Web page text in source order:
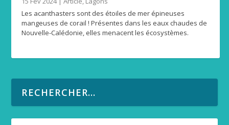
Les acanthasters sont des étoiles de mer épineuses
mangeuses de corail ! Présentes dans les eaux chaudes de
Nouvelle-Calédonie, elles menacent les écosystèmes.